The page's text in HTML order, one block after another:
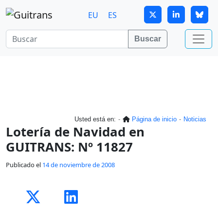
Continuar al contenido principal
EU
ES
Buscar
Usted está en: Página de inicio Noticias
Lotería de Navidad en
GUITRANS: Nº 11827
Publicado el 14 de noviembre de 2008